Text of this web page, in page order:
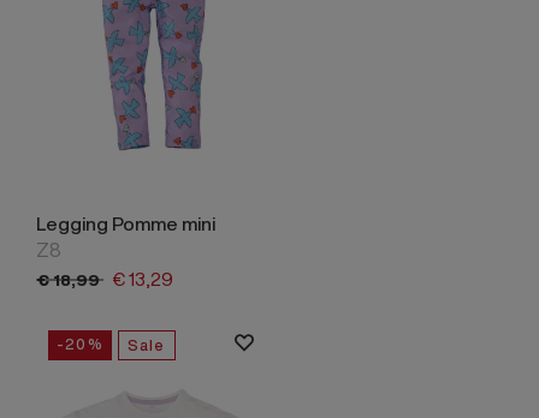
Legging Pomme mini
Z8
€18,99 €13,29
-20% Sale